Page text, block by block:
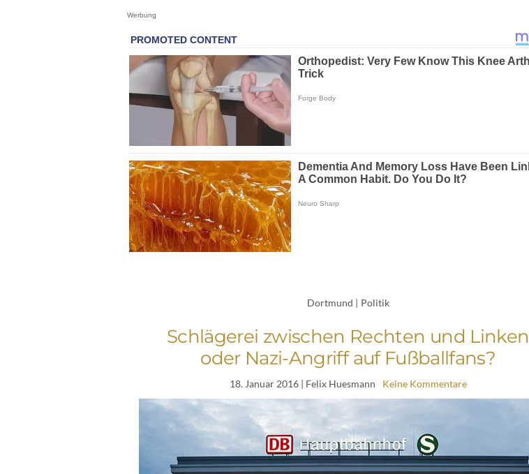
Werbung
Dortmund | Politik
Schlägerei zwischen Rechten und Linken
oder Nazi-Angriff auf Fußballfans?
18. Januar 2016| Felix Huesmann Keine Kommentare